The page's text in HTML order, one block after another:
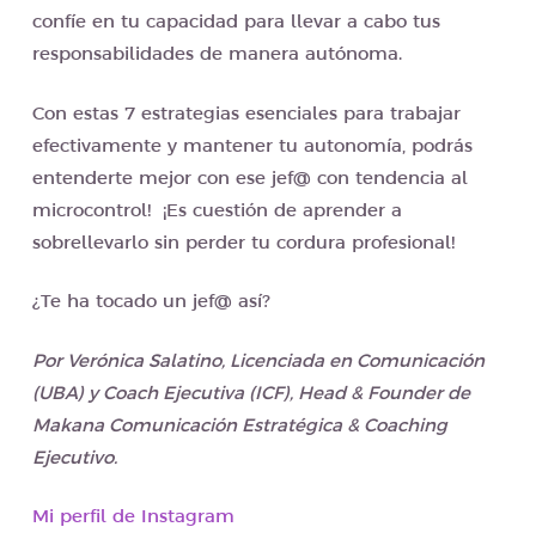
confíe en tu capacidad para llevar a cabo tus
responsabilidades de manera autónoma.
Con estas 7 estrategias esenciales para trabajar
efectivamente y mantener tu autonomía, podrás
entenderte mejor con ese jef@ con tendencia al
microcontrol! ¡Es cuestión de aprender a
sobrellevarlo sin perder tu cordura profesional!
¿Te ha tocado un jef@ así?
Por Verónica Salatino, Licenciada en Comunicación
(UBA) y Coach Ejecutiva (ICF), Head & Founder de
Makana Comunicación Estratégica & Coaching
Ejecutivo.
Mi perfil de Instagram